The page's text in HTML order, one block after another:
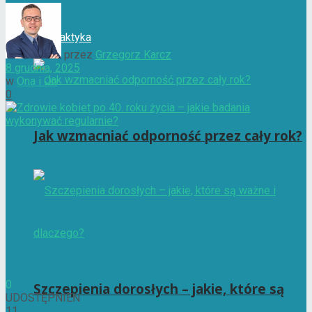
Profilaktyka
Jak wzmacniać odporność przez cały rok?
Szczepienia dorosłych – jakie, które są
przez Grzegorz Karcz
8 grudnia, 2025
w Ona i On
0
0
UDOSTĘPNIEŃ